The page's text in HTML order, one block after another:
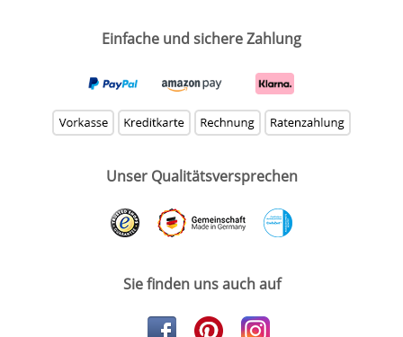
Einfache und sichere Zahlung
Unser Qualitätsversprechen
Sie finden uns auch auf